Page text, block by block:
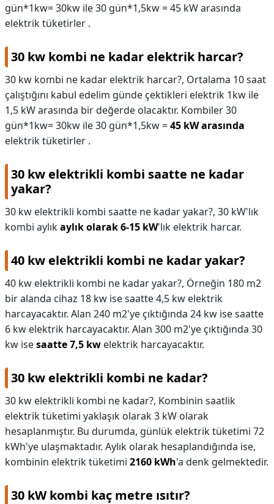
gün*1kw= 30kw ile 30 gün*1,5kw = 45 kW arasında
elektrik tüketirler .
30 kw kombi ne kadar elektrik harcar?
30 kw kombi ne kadar elektrik harcar?, Ortalama 10 saat
çalıştığını kabul edelim günde çektikleri elektrik 1kw ile
1,5 kW arasında bir değerde olacaktır. Kombiler 30
gün*1kw= 30kw ile 30 gün*1,5kw =45 kW arasında
elektrik tüketirler .
30 kw elektrikli kombi saatte ne kadar
yakar?
30 kw elektrikli kombi saatte ne kadar yakar?, 30 kW'lık
kombi aylıkaylık olarak 6-15 kW'lık elektrik harcar.
40 kw elektrikli kombi ne kadar yakar?
40 kw elektrikli kombi ne kadar yakar?, Örneğin 180 m2
bir alanda cihaz 18 kw ise saatte 4,5 kw elektrik
harcayacaktır. Alan 240 m2'ye çıktığında 24 kw ise saatte
6 kw elektrik harcayacaktır. Alan 300 m2'ye çıktığında 30
kw isesaatte 7,5 kw elektrik harcayacaktır.
30 kw elektrikli kombi ne kadar?
30 kw elektrikli kombi ne kadar?, Kombinin saatlik
elektrik tüketimi yaklaşık olarak 3 kW olarak
hesaplanmıştır. Bu durumda, günlük elektrik tüketimi 72
kWh'ye ulaşmaktadır. Aylık olarak hesaplandığında ise,
kombinin elektrik tüketimi 2160 kWh'a denk gelmektedir.
30 kW kombi kaç metre ısıtır?